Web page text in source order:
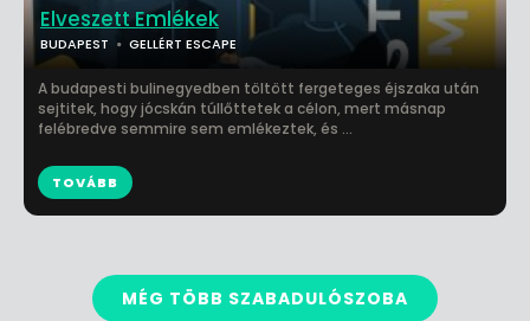
Elveszett Emlékek
BUDAPEST GELLÉRT ESCAPE
A budapesti bulinegyedben töltött fergeteges éjszaka után
sejtitek, hogy jócskán túllőttetek a célon, mert másnap
felébredve semmire sem emlékeztek, és ...
TOVÁBB
MÉG TÖBB SZABADULÓSZOBA